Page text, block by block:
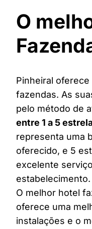
O
Pinheiral
fazendas. As
pelo método de
entre 1 a 5
representa uma
oferecido, e 5
excelente
estabelecimento.
O melhor hotel
oferece uma
instalações e o